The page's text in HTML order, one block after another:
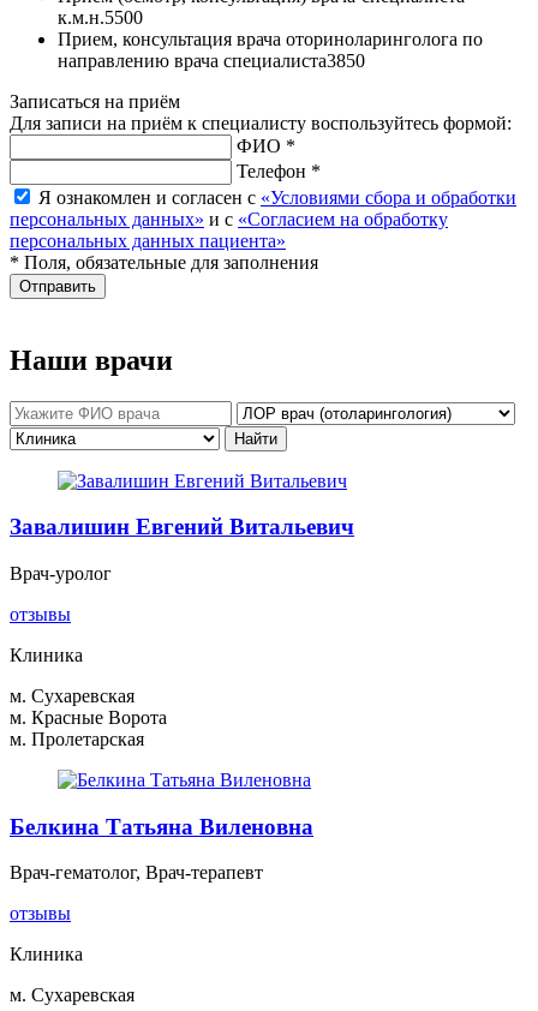
к.м.н.5500
Прием, консультация врача оториноларинголога по
направлению врача специалиста3850
Записаться на приём
Для записи на приём к специалисту воспользуйтесь формой:
ФИО *
Телефон *
Я ознакомлен и согласен с «Условиями сбора и обработки
персональных данных» и с «Согласием на обработку
персональных данных пациента»
* Поля, обязательные для заполнения
Отправить
Наши врачи
Завалишин Евгений Витальевич
Врач-уролог
отзывы
Клиника
м. Сухаревская
м. Красные Ворота
м. Пролетарская
Белкина Татьяна Виленовна
Врач-гематолог, Врач-терапевт
отзывы
Клиника
м. Сухаревская